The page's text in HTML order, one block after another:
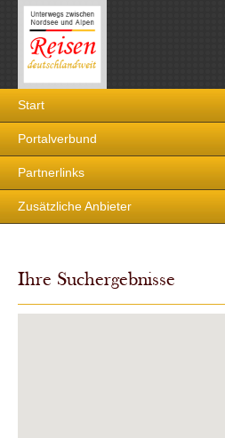
deutschlandweit
Start
Portalverbund
Partnerlinks
Zusätzliche Anbieter
Ihre Suchergebnisse